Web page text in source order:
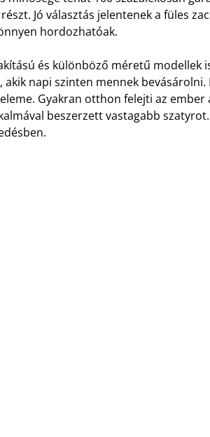
Jó választás jelentenek a füles
hordozhatóak.
és különböző méretű modellek
akik napi szinten mennek
Gyakran otthon felejti az
beszerzett vastagabb